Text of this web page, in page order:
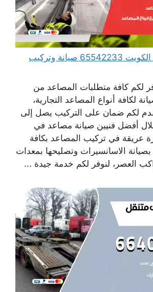
صيانة مصاعد في الكويت 65542233 صيانة وتركيب
لكم كافة متطلبات المصاعد من
لكافة أنواع المصاعد التجارية،
لكم ضمان على التركيب يصل إلى
أفضل فنيين صيانة مصاعد في
عريقة في تركيب المصاعد بكافة
بصيانة الاسانسيرات وتصليحها بمعدات
العصر، لنوفر لكم خدمة جيدة ...